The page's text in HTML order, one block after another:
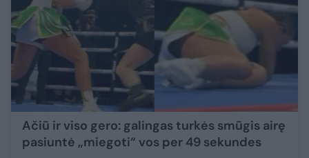
Ačiū ir viso gero: galingas turkės smūgis airę
pasiuntė „miegoti“ vos per 49 sekundes